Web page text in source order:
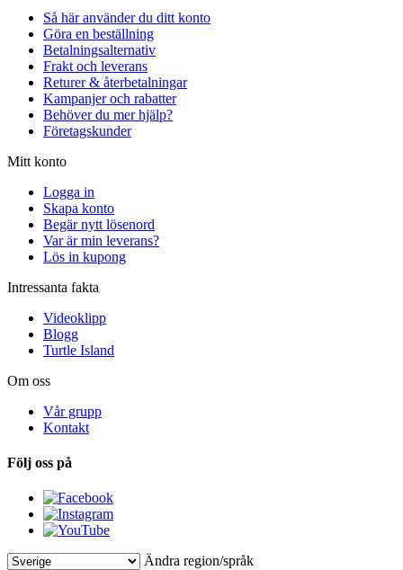
Så här använder du ditt konto
Göra en beställning
Betalningsalternativ
Frakt och leverans
Returer & återbetalningar
Kampanjer och rabatter
Behöver du mer hjälp?
Företagskunder
Mitt konto
Logga in
Skapa konto
Begär nytt lösenord
Var är min leverans?
Lös in kupong
Intressanta fakta
Videoklipp
Blogg
Turtle Island
Om oss
Vår grupp
Kontakt
Följ oss på
Ändra region/språk